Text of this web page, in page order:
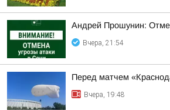
Андрей Прошунин:
Вчера, 21:54
Перед матчем
Вчера, 19:48